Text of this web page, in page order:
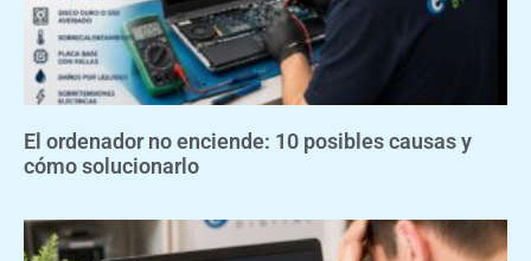
El ordenador no enciende: 10 posibles causas y
cómo solucionarlo